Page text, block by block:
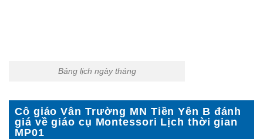
Bảng lịch ngày tháng
Cô giáo Vân Trường MN Tiền Yên B đánh
giá về giáo cụ Montessori Lịch thời gian
MP01